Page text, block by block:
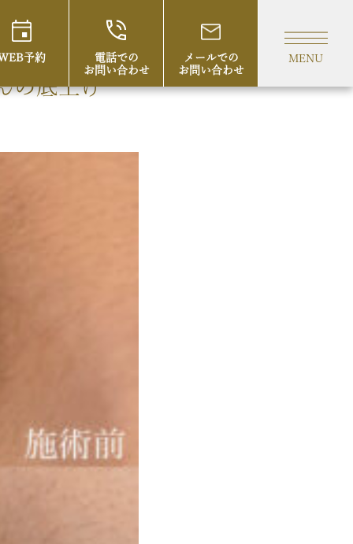
予約
電話での
お問い合わせ
メールでの
お問い合わせ
MENU
の底上げ